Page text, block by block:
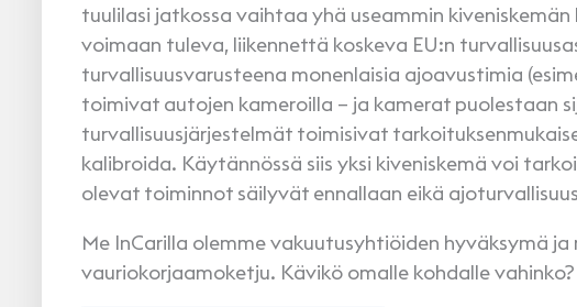
tuulilasi jatkossa vaihtaa yhä useammin
voimaan tuleva, liikennettä koskeva EU:n
turvallisuusvarusteena monenlaisia ajoavustimia
toimivat autojen kameroilla – ja kamerat puolestaan
turvallisuusjärjestelmät toimisivat
kalibroida. Käytännössä siis yksi kiveniskemä voi
olevat toiminnot säilyvät ennallaan eikä
Me InCarilla olemme vakuutusyhtiöiden hyväksymä
vauriokorjaamoketju. Kävikö omalle kohdalle